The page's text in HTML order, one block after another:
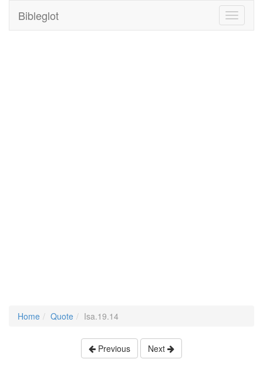
Toggle
Bibleglot
Home Quote Isa.19.14
Previous Next